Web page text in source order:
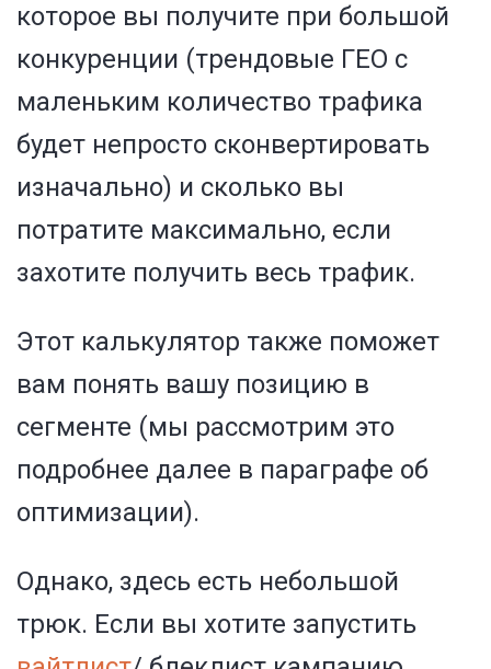
которое вы получите при большой
конкуренции (трендовые ГЕО с
маленьким количество трафика
будет непросто сконвертировать
изначально) и сколько вы
потратите максимально, если
захотите получить весь трафик.
Этот калькулятор также поможет
вам понять вашу позицию в
сегменте (мы рассмотрим это
подробнее далее в параграфе об
оптимизации).
Однако, здесь есть небольшой
трюк. Если вы хотите запустить